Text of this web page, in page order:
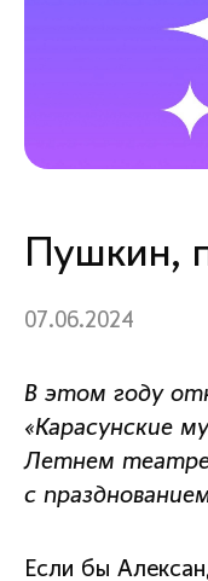
Пушкин,
07.06.2024
В этом году
«Карасунские
Летнем театре
с
Если бы